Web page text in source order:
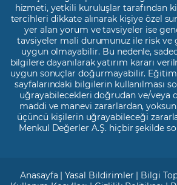
hizmeti, yetkili kuruluşlar tarafından
tercihleri dikkate alınarak kişiye özel
yer alan yorum ve tavsiyeler ise
tavsiyeler mali durumunuz ile risk
uygun olmayabilir. Bu nedenle,
bilgilere dayanılarak yatırım kararı
uygun sonuçlar doğurmayabilir. Eğitim
sayfalarındaki bilgilerin kullanılması
uğrayabilecekleri doğrudan ve/veya
maddi ve manevi zararlardan,
üçüncü kişilerin uğrayabileceği
Menkul Değerler A.Ş. hiçbir şekilde
Anasayfa |Yasal Bildirimler | Bilgi